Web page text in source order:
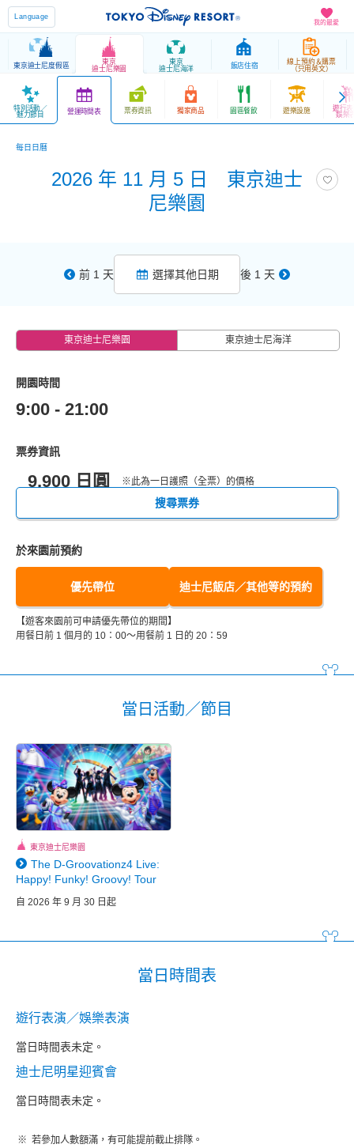
我的最愛
Language
東京迪士尼度假區
東京
迪士尼樂園
東京
迪士尼海洋
飯店住宿
線上預約＆購票
（只用英文）
特別活動／
魅力節目 營運時間表 票券資訊 獨家商品 園區餐飲 遊樂設施 遊行表
娛樂
每日日曆
2026 年 11 月 5 日 東京迪士
尼樂園
前 1 天 選擇其他日期 後 1 天
東京迪士尼樂園 東京迪士尼海洋
開園時間
9:00 - 21:00
票券資訊
9,900 日圓 ※此為一日護照（全票）的價格
搜尋票券
於來園前預約
優先帶位 迪士尼飯店／其他等的預約
【遊客來園前可申請優先帶位的期間】
用餐日前 1 個月的 10：00～用餐前 1 日的 20：59
當日活動／節目
東京迪士尼樂園
The D-Groovationz4 Live:
Happy! Funky! Groovy! Tour
自 2026 年 9 月 30 日起
當日時間表
遊行表演／娛樂表演
當日時間表未定。
迪士尼明星迎賓會
當日時間表未定。
若參加人數額滿，有可能提前截止排隊。